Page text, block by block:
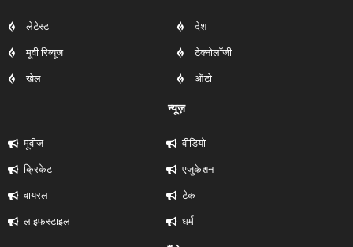
लेटेस्ट
मूवी रिव्यूज
खेल
देश
टेक्नोलॉजी
ऑटो
न्यूज़
मूवीज
क्रिकेट
वायरल
लाइफस्टाइल
वीडियो
एजुकेशन
टेक
धर्म